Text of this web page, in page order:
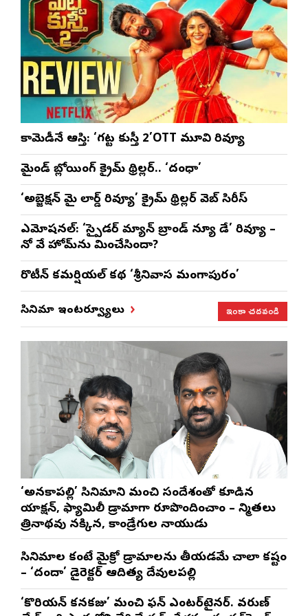
కామెడీనే ఆస్తి: ‘గట్ట కుస్తీ 2’OTT మూవి రివ్యూ
మైండ్ బ్లోయింగ్ క్రైమ్ థ్రిల్లర్.. ‘దంధా’
‘అబ్జెక్ష‌న్ మై లార్డ్ రివ్యూ’ క్రైమ్ థ్రిల్ల‌ర్ వెబ్ సిరీస్
ఎమోష‌న‌ల్‌: ‘స్పైడర్ మ్యాన్ బ్రాండ్ న్యూ డే’ రివ్యూ –
నో వే హోమ్‌ను మించేసిందా?
రొటీన్‌ కమర్షియల్‌ కథ ‘శ్రీనివాస మంగాపురం’
సినిమా ఇంటర్వ్యూలు ఇంకా చదవండి
‘అనకాపల్లి’ సినిమాని మంచి సందేశంతో కూడిన
యాక్షన్, ఫ్యామిలీ డ్రామాగా రూపొందించాం – నిర్మాతలు
త్రినాథరావు నక్కిన, కాండ్రేగుల నాయుడు
సినిమాల కంటే మైక్రో డ్రామాలను తీయడమే చాలా కష్టం
– ‘దందా’ డైరెక్ట‌ర్ ఆదిత్య దేవులపల్లి
‘కొరియన్ కనకరాజు’ మంచి ఫన్ ఎంటర్‌టైనర్. వరుణ్